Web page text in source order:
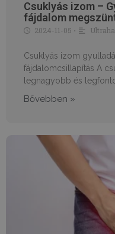
Csuklyás izom –
fájdalom
2024-11-05 •
Csuklyás izom
fájdalomcsillapítás A
legnagyobb és
Bővebben »